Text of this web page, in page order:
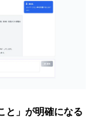
と」が明確になる